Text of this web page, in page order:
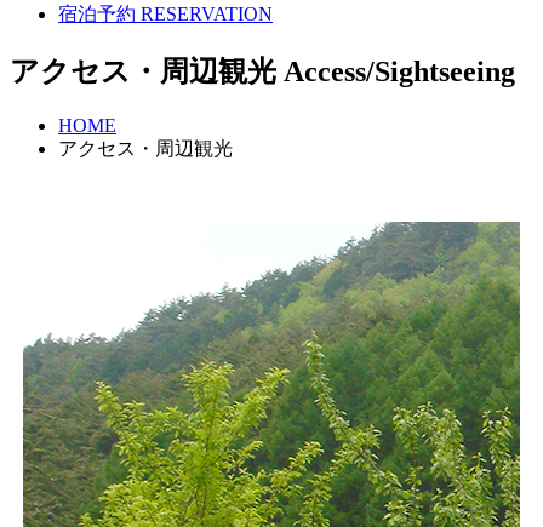
宿泊予約 RESERVATION
アクセス・周辺観光 Access/Sightseeing
HOME
アクセス・周辺観光